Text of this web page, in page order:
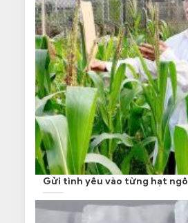
Gửi tình yêu vào từng hạt ngô